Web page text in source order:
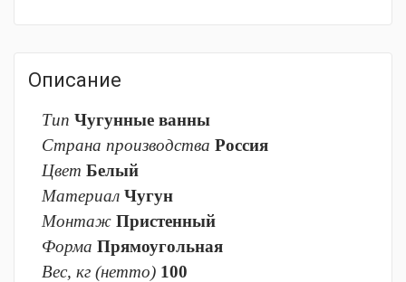
Описание
Тип Чугунные ванны
Страна производства Россия
Цвет Белый
Материал Чугун
Монтаж Пристенный
Форма Прямоугольная
Вес, кг (нетто) 100